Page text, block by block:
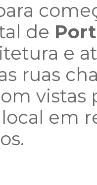
de
e
ruas
vistas
em